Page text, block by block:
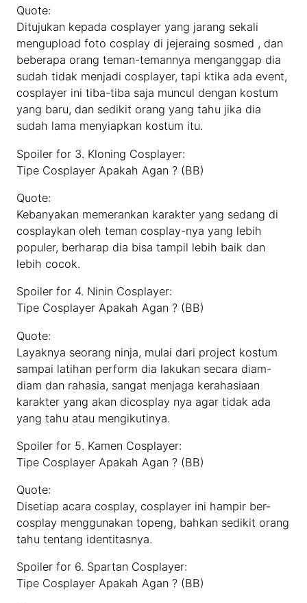
Quote:
Ditujukan kepada cosplayer yang jarang sekali
mengupload foto cosplay di jejeraing sosmed , dan
beberapa orang teman-temannya menganggap dia
sudah tidak menjadi cosplayer, tapi ktika ada event,
cosplayer ini tiba-tiba saja muncul dengan kostum
yang baru, dan sedikit orang yang tahu jika dia
sudah lama menyiapkan kostum itu.
Spoiler for 3. Kloning Cosplayer:
Tipe Cosplayer Apakah Agan ? (BB)
Quote:
Kebanyakan memerankan karakter yang sedang di
cosplaykan oleh teman cosplay-nya yang lebih
populer, berharap dia bisa tampil lebih baik dan
lebih cocok.
Spoiler for 4. Ninin Cosplayer:
Tipe Cosplayer Apakah Agan ? (BB)
Quote:
Layaknya seorang ninja, mulai dari project kostum
sampai latihan perform dia lakukan secara diam-
diam dan rahasia, sangat menjaga kerahasiaan
karakter yang akan dicosplay nya agar tidak ada
yang tahu atau mengikutinya.
Spoiler for 5. Kamen Cosplayer:
Tipe Cosplayer Apakah Agan ? (BB)
Quote:
Disetiap acara cosplay, cosplayer ini hampir ber-
cosplay menggunakan topeng, bahkan sedikit orang
tahu tentang identitasnya.
Spoiler for 6. Spartan Cosplayer:
Tipe Cosplayer Apakah Agan ? (BB)